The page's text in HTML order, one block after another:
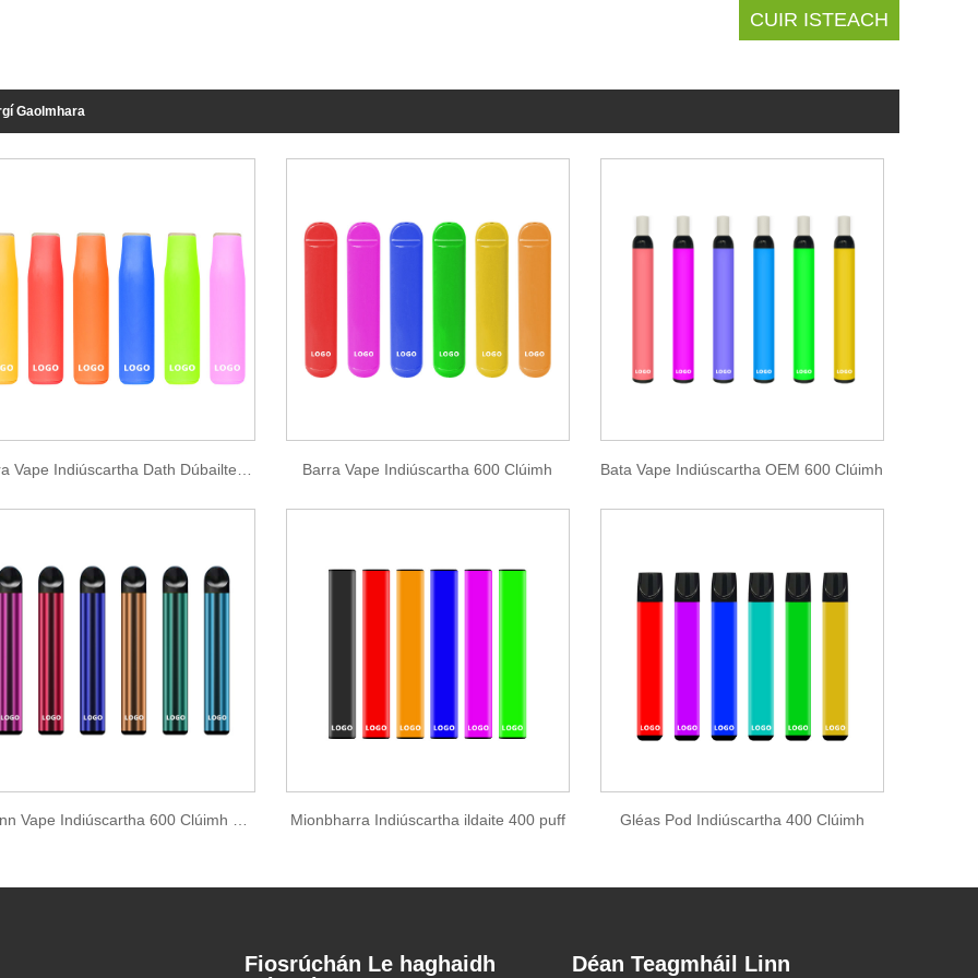
Gaolmhara
Barra Vape Indiúscartha 600 Clúimh Bata Vape Indiúscartha OEM 600 Clúimh
Mionbharra Indiúscartha ildaite 400 puff Gléas Pod Indiúscartha 400 Clúimh
Fiosrúchán Le haghaidh
Déan Teagmháil Linn